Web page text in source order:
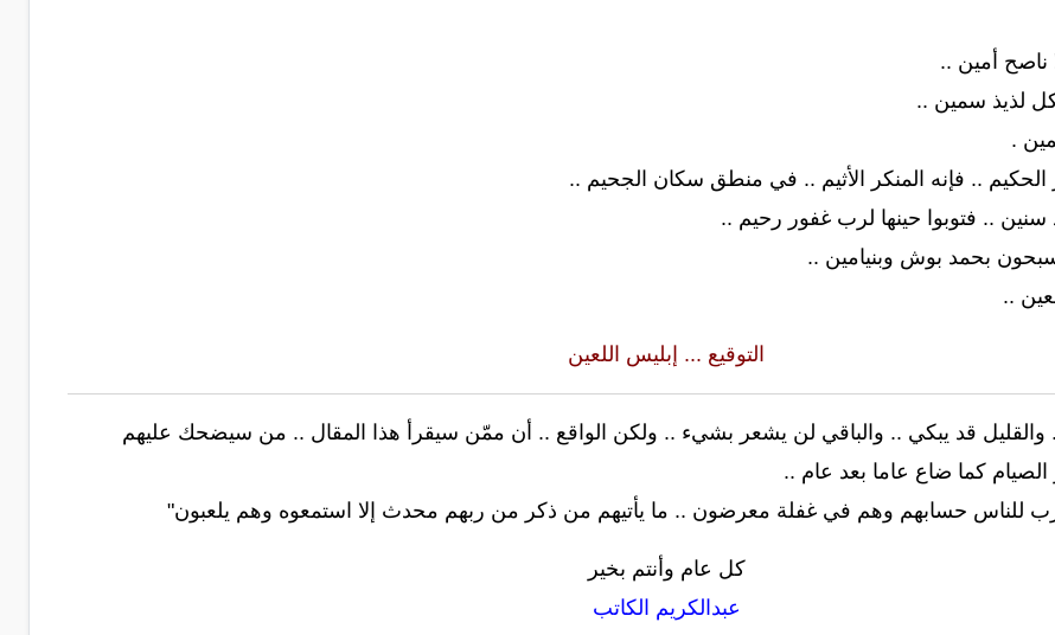
ناصح أمين ..
لذيذ سمين ..
.
الحكيم .. فإنه المنكر الأثيم .. في منطق سكان الجحيم ..
.. فتوبوا حينها لرب غفور رحيم ..
بحمد بوش وبنيامين ..
..
التوقيع ... إبليس اللعين
والقليل قد يبكي .. والباقي لن يشعر بشيء .. ولكن الواقع .. أن ممّن سيقرأ هذا المقال .. من سيضحك عليهم
كما ضاع عاما بعد عام ..
للناس حسابهم وهم في غفلة معرضون .. ما يأتيهم من ذكر من ربهم محدث إلا استمعوه وهم يلعبون"
كل عام وأنتم بخير
عبدالكريم الكاتب